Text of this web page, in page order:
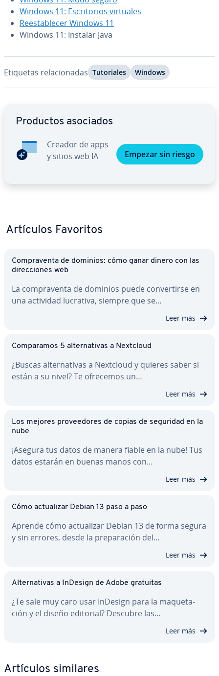
Windows 11: Es­cri­to­rios virtuales
Re­es­ta­ble­cer Windows 11
Windows 11: Instalar Java
Etiquetas re­la­cio­na­das Tu­to­ria­les Windows
Productos asociados
Creador de apps
y sitios web IA
Empezar sin riesgo
Artículos Favoritos
Co­m­pra­ve­n­ta de dominios: cómo ganar dinero con las
di­re­c­cio­nes web
La co­m­pra­ve­n­ta de dominios puede co­n­ve­r­ti­r­se en
una actividad lucrativa, siempre que se…
Leer más
Co­m­pa­ra­mos 5 al­te­r­na­ti­vas a Nextcloud
¿Buscas al­te­r­na­ti­vas a Nextcloud y quieres saber si
están a su nivel? Te ofrecemos un…
Leer más
Los mejores pro­vee­do­res de copias de seguridad en la
nube
¡Asegura tus datos de manera fiable en la nube! Tus
datos estarán en buenas manos con…
Leer más
Cómo ac­tua­li­zar Debian 13 paso a paso
Aprende cómo ac­tua­li­zar Debian 13 de forma segura
y sin errores, desde la pre­pa­ra­ción del…
Leer más
Al­te­r­na­ti­vas a InDesign de Adobe gratuitas
¿Te sale muy caro usar InDesign para la ma­que­ta­
ción y el diseño editorial? Descubre las…
Leer más
Artículos similares